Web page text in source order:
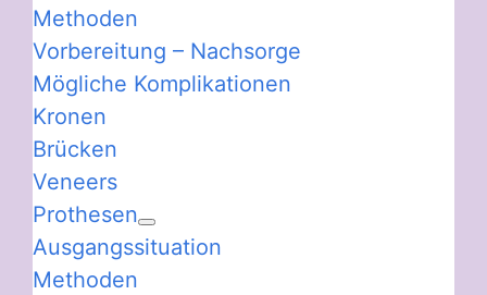
Methoden
Vorbereitung – Nachsorge
Mögliche Komplikationen
Kronen
Brücken
Veneers
Prothesen
Ausgangssituation
Methoden